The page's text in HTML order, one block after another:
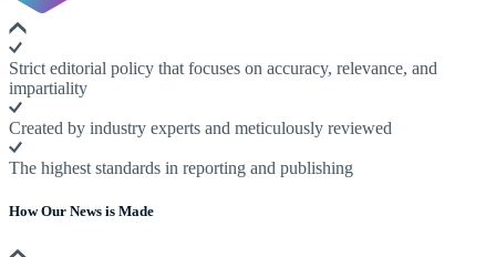
Strict editorial policy that focuses on accuracy, relevance, and
impartiality
Created by industry experts and meticulously reviewed
The highest standards in reporting and publishing
How Our News is Made